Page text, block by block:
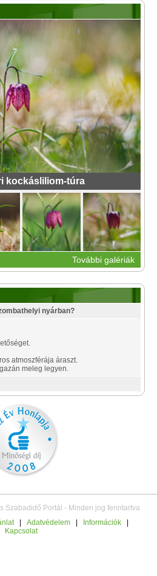
kockásliliom-túra
További galériák
nyárban?
atmoszférája áraszt.
meleg legyen.
Szabadidő Portál - Minden jog fenntartva
| Adatvédelem | Információk
|
Kapcsolat